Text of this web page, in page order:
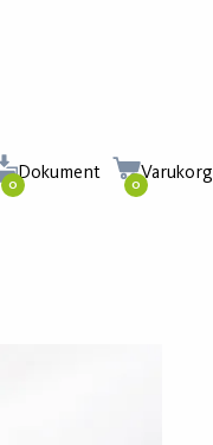
0
Dokument
0
Varukorg